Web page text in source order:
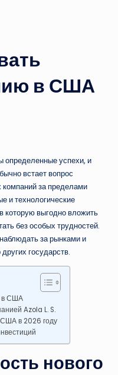
в США
определенные успехи, и
встает вопрос
компаний за пределами
и технологические
которую выгодно вложить
без особых трудностей.
за рынками и
государств.
в США
Azola L. S.
США в 2026 году
нового